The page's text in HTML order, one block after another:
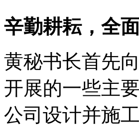
辛勤耕耘，全
黄秘书长首先
开展的一些主
公司设计并施